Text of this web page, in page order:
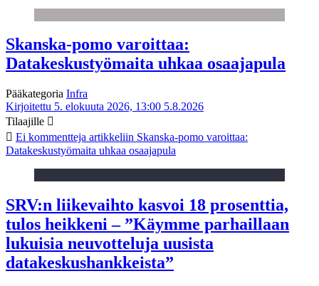
Skanska-pomo varoittaa:
Datakeskustyömaita uhkaa osaajapula
Pääkategoria Infra
Kirjoitettu 5. elokuuta 2026, 13:00 5.8.2026
Tilaajille
Ei kommentteja artikkeliin Skanska-pomo varoittaa:
Datakeskustyömaita uhkaa osaajapula
SRV:n liikevaihto kasvoi 18 prosenttia,
tulos heikkeni – ”Käymme parhaillaan
lukuisia neuvotteluja uusista
datakeskushankkeista”